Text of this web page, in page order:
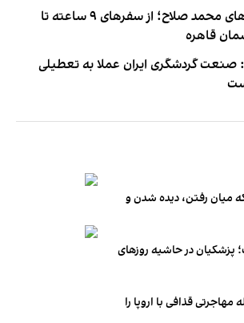
روایت فداکاری‌های محمد صلاح؛ از سفرهای ۹ ساعته تا
قاهره
صنعت گردشگری ایران عملا به تعطیلی
میان رفتن، دیده شدن و
در حاشیه روزهای
قذافی با اروپا را